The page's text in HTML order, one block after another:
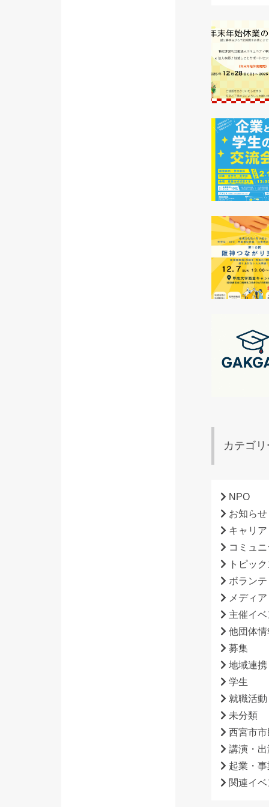
カテゴ
NPO
お知らせ
キャリア
コミュ
トピッ
ボラン
メディア
主催イ
他団体
募集
地域連
学生
就職活
未分類
西宮市
講演・出
起業・
関連イ